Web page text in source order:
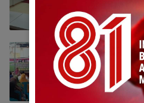
Legislatif
AW Thalib
UMKM Bagi
W
Legislatif